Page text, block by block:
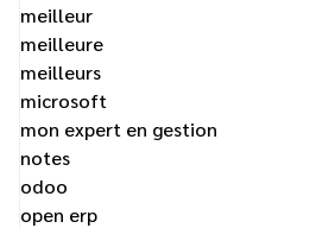
meilleur
meilleure
meilleurs
microsoft
mon expert en gestion
notes
odoo
open erp